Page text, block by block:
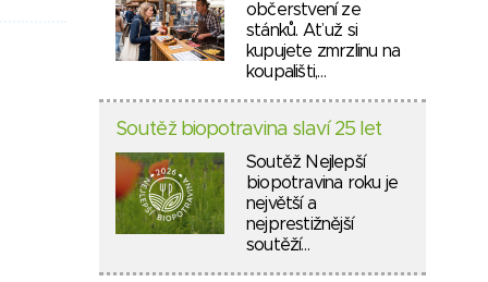
občerstvení ze
stánků. Ať už si
kupujete zmrzlinu na
koupališti,…
Soutěž biopotravina slaví 25 let
Soutěž Nejlepší
biopotravina roku je
největší a
nejprestižnější
soutěží…